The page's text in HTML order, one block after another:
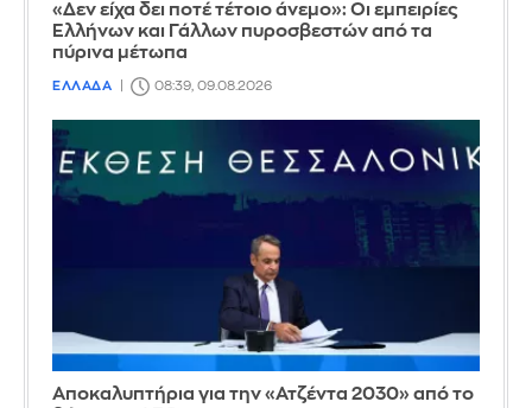
«Δεν είχα δει ποτέ τέτοιο άνεμο»: Οι εμπειρίες
Ελλήνων και Γάλλων πυροσβεστών από τα
πύρινα μέτωπα
ΕΛΛΑΔΑ 08:39, 09.08.2026
Αποκαλυπτήρια για την «Ατζέντα 2030» από το